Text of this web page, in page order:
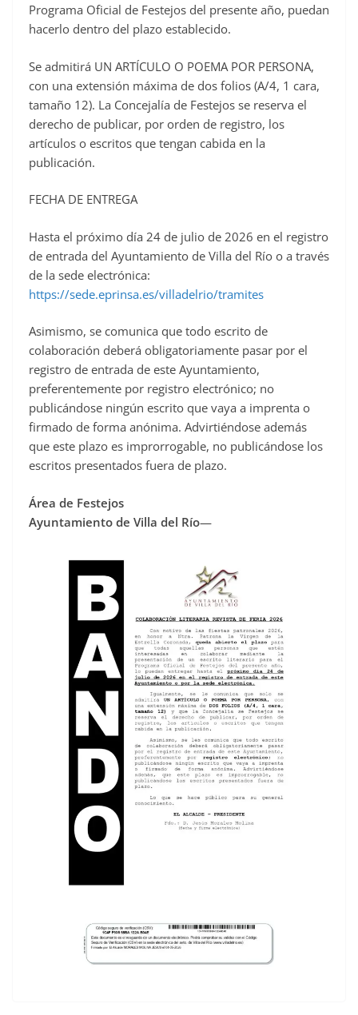
k
Programa Oficial de Festejos del presente año, puedan
hacerlo dentro del plazo establecido.
Se admitirá UN ARTÍCULO O POEMA POR PERSONA,
con una extensión máxima de dos folios (A/4, 1 cara,
tamaño 12). La Concejalía de Festejos se reserva el
derecho de publicar, por orden de registro, los
artículos o escritos que tengan cabida en la
publicación.
FECHA DE ENTREGA
Hasta el próximo día 24 de julio de 2026 en el registro
de entrada del Ayuntamiento de Villa del Río o a través
de la sede electrónica:
https://sede.eprinsa.es/villadelrio/tramites
Asimismo, se comunica que todo escrito de
colaboración deberá obligatoriamente pasar por el
registro de entrada de este Ayuntamiento,
preferentemente por registro electrónico; no
publicándose ningún escrito que vaya a imprenta o
firmado de forma anónima. Advirtiéndose además
que este plazo es improrrogable, no publicándose los
escritos presentados fuera de plazo.
Área de Festejos
Ayuntamiento de Villa del Río—